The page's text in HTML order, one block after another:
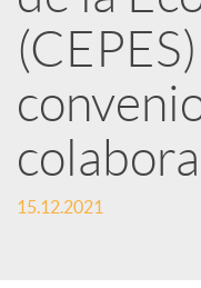
s
S
o
15.12.2021